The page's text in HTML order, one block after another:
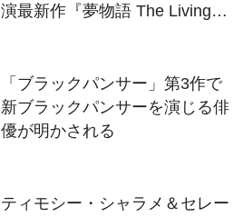
演最新作『夢物語 The Living
「ブラックパンサー」第3作で
新ブラックパンサーを演じる俳
優が明かされる
ティモシー・シャラメ＆セレー